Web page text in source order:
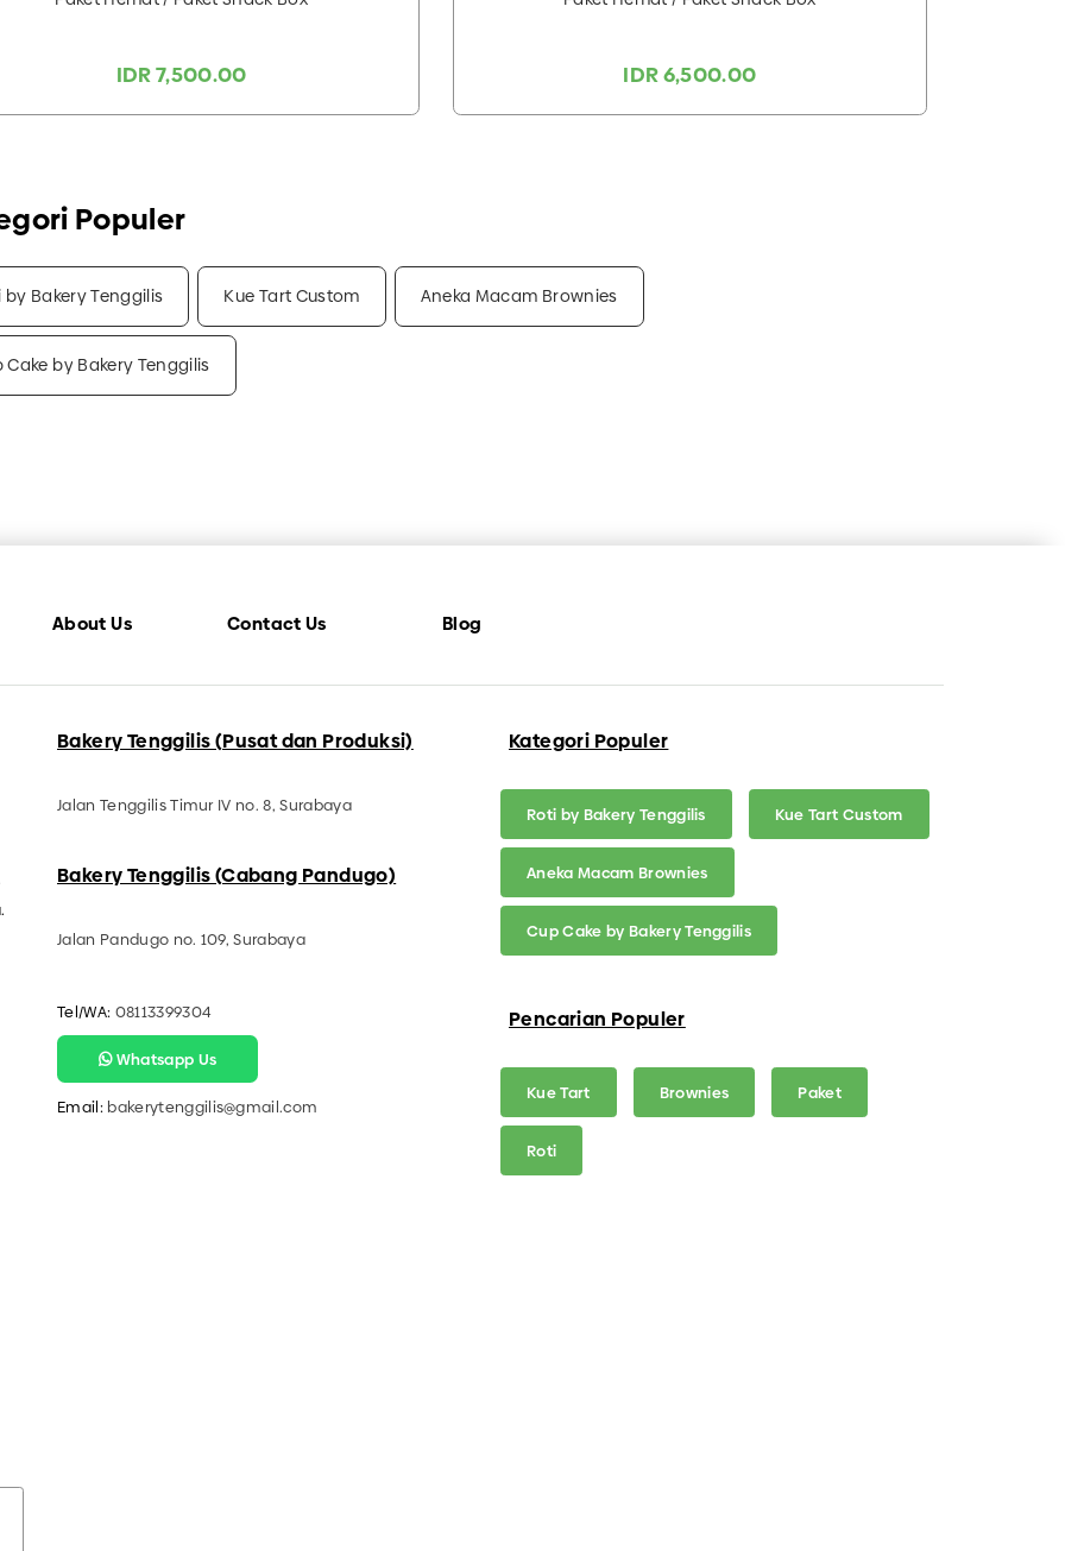
IDR 7,500.00 IDR 6,500.00
Populer
by Bakery Tenggilis Kue Tart Custom Aneka Macam Brownies
Cake by Bakery Tenggilis
About Us Contact Us Blog
Bakery Tenggilis (Pusat dan Produksi)
Jalan Tenggilis Timur IV no. 8, Surabaya
Bakery Tenggilis (Cabang Pandugo)
Jalan Pandugo no. 109, Surabaya
Tel/WA: 08113399304
Whatsapp Us
Email: bakerytenggilis@gmail.com
Kategori Populer
Roti by Bakery Tenggilis Kue Tart Custom
Aneka Macam Brownies
Cup Cake by Bakery Tenggilis
Pencarian Populer
Kue Tart Brownies Paket
Roti